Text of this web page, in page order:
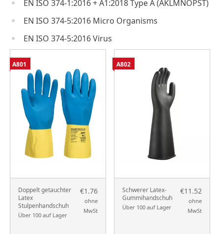
EN ISO 374-1:2016 + A1:2018 Type A (AKLMNOPST)
EN ISO 374-5:2016 Micro Organisms
EN ISO 374-5:2016 Virus
Doppelt getauchter
Latex
Stulpenhandschuh
Über 100 auf Lager
€1.76
ohne
MwSt
A801
Schwerer Latex-
Gummihandschuh
Über 100 auf Lager
€11.52
ohne
MwSt
A802